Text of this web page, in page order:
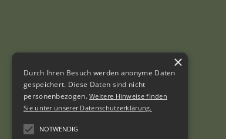
×
Durch Ihren Besuch werden anonyme Daten
gespeichert. Diese Daten sind nicht
personenbezogen.Weitere Hinweise finden
Sie unter unserer Datenschutzerklärung.
NOTWENDIG